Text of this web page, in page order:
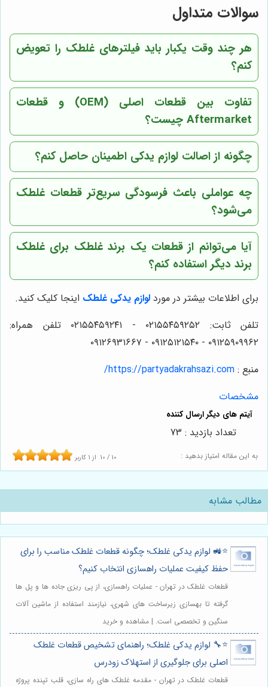
سوالات متداول
هر چند وقت یکبار باید فیلترهای غلطک را تعویض
کنم؟
تفاوت بین قطعات اصلی (OEM) و قطعات
Aftermarket چیست؟
چگونه از اصالت لوازم یدکی اطمینان حاصل کنم؟
چه عواملی باعث فرسودگی سریع‌تر قطعات غلطک
می‌شود؟
آیا می‌توانم از قطعات یک برند غلطک برای غلطک
برند دیگر استفاده کنم؟
برای اطلاعات بیشتر در مورد لوازم یدکی غلطک اینجا کلیک کنید.
تلفن ثابت: ۰۲۱۵۵۴۵۹۲۵۲ - ۰۲۱۵۵۴۵۹۲۴۱ تلفن همراه:
۰۹۱۲۵۹۰۹۹۶۲ - ۰۹۱۲۵۱۲۱۵۴۰‌‌‌ - ۰۹۱۲۶۹۳۱۶۶۷
منبع : https://partyadakrahsazi.com/
مشخصات
به این مقاله امتیاز بدهید : 10 / 10 از1 کاربر
تعداد بازدید : 73
مطالب مشابه
⭐️🚜 لوازم یدکی غلطک؛ چگونه قطعات غلطک مناسب را برای
حفظ کیفیت عملیات راهسازی انتخاب کنیم؟
قطعات غلطک در تهران - عملیات راهسازی، از پی ریزی جاده ها و پل ها
گرفته تا بهسازی زیرساخت های شهری، نیازمند استفاده از ماشین آلات
سنگین و تخصصی است. | مشاهده و خرید
⭐️🔧 لوازم یدکی غلطک؛ راهنمای تشخیص قطعات غلطک
اصلی برای جلوگیری از استهلاک زودرس
قطعات غلطک در تهران - مقدمه غلطک های راه سازی، قلب تپنده پروژه